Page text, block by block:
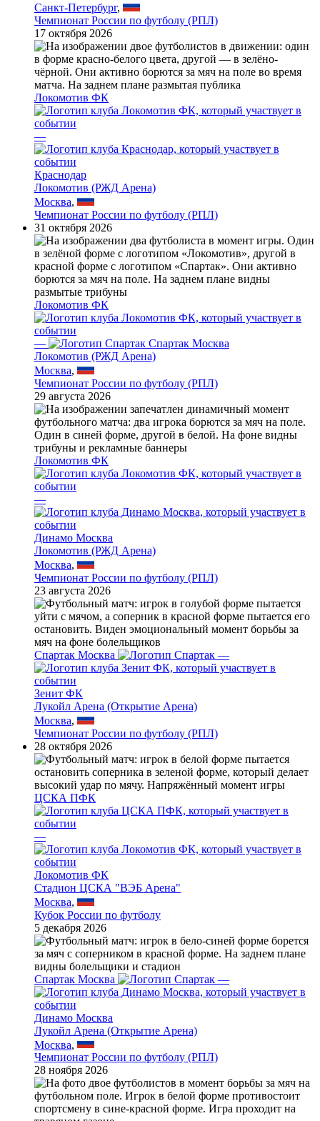
Санкт-Петербург,
Чемпионат России по футболу (РПЛ)
17 октября 2026
Локомотив ФК
—
Краснодар
Локомотив (РЖД Арена)
Москва,
Чемпионат России по футболу (РПЛ)
31 октября 2026
Локомотив ФК
—
Спартак Москва
Локомотив (РЖД Арена)
Москва,
Чемпионат России по футболу (РПЛ)
29 августа 2026
Локомотив ФК
—
Динамо Москва
Локомотив (РЖД Арена)
Москва,
Чемпионат России по футболу (РПЛ)
23 августа 2026
Спартак Москва —
Зенит ФК
Лукойл Арена (Открытие Арена)
Москва,
Чемпионат России по футболу (РПЛ)
28 октября 2026
ЦСКА ПФК
—
Локомотив ФК
Стадион ЦСКА "ВЭБ Арена"
Москва,
Кубок России по футболу
5 декабря 2026
Спартак Москва —
Динамо Москва
Лукойл Арена (Открытие Арена)
Москва,
Чемпионат России по футболу (РПЛ)
28 ноября 2026